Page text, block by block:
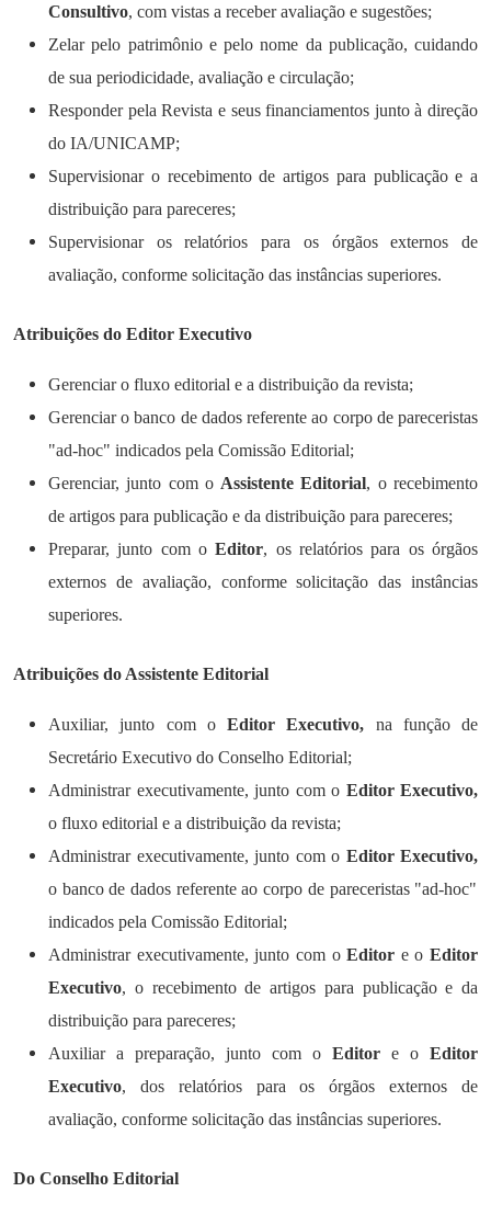
Consultivo, com vistas a receber avaliação e sugestões;
Zelar pelo patrimônio e pelo nome da publicação, cuidando
de sua periodicidade, avaliação e circulação;
Responder pela Revista e seus financiamentos junto à direção
do IA/UNICAMP;
Supervisionar o recebimento de artigos para publicação e a
distribuição para pareceres;
Supervisionar os relatórios para os órgãos externos de
avaliação, conforme solicitação das instâncias superiores.
Atribuições do Editor Executivo
Gerenciar o fluxo editorial e a distribuição da revista;
Gerenciar o banco de dados referente ao corpo de pareceristas
"ad-hoc" indicados pela Comissão Editorial;
Gerenciar, junto com o Assistente Editorial, o recebimento
de artigos para publicação e da distribuição para pareceres;
Preparar, junto com oEditor, os relatórios para os órgãos
externos de avaliação, conforme solicitação das instâncias
superiores.
Atribuições do Assistente Editorial
Auxiliar, junto com o Editor Executivo, na função de
Secretário Executivo do Conselho Editorial;
Administrar executivamente, junto com o Editor Executivo,
o fluxo editorial e a distribuição da revista;
Administrar executivamente, junto com o Editor Executivo,
o banco de dados referente ao corpo de pareceristas "ad-hoc"
indicados pela Comissão Editorial;
Administrar executivamente, junto com oEditor e o Editor
Executivo, o recebimento de artigos para publicação e da
distribuição para pareceres;
Auxiliar a preparação, junto com o Editor e o Editor
Executivo, dos relatórios para os órgãos externos de
avaliação, conforme solicitação das instâncias superiores.
Do Conselho Editorial